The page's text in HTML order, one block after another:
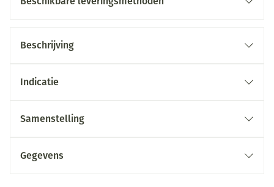
Beschrijving
Indicatie
Samenstelling
Gegevens